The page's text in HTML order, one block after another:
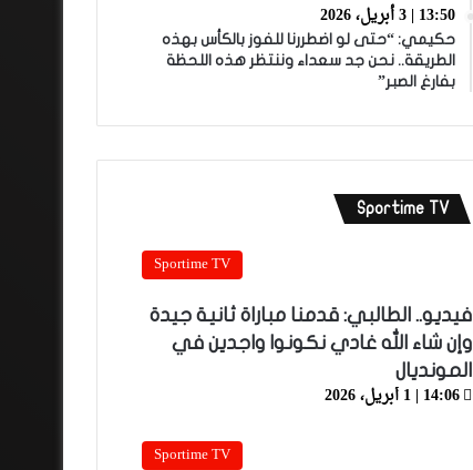
13:50 | 3 أبريل، 2026
حكيمي: “حتى لو اضطررنا للفوز بالكأس بهذه
الطريقة.. نحن جد سعداء وننتظر هذه اللحظة
بفارغ الصبر”
Sportime TV
Sportime TV
فيديو.. الطالبي: قدمنا مباراة ثانية جيدة
وإن شاء الله غادي نكونوا واجدين في
المونديال
14:06 | 1 أبريل، 2026
Sportime TV